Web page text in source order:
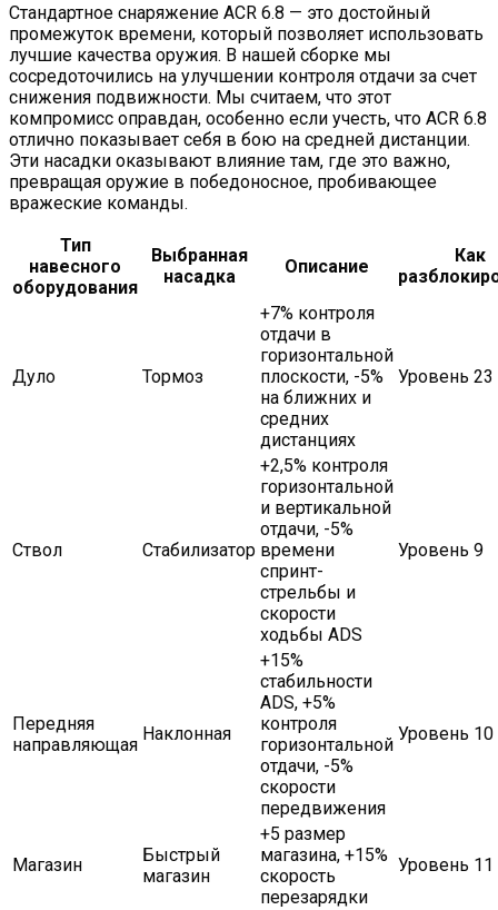
Стандартное снаряжение ACR 6.8 — это достойный
промежуток времени, который позволяет использовать
лучшие качества оружия. В нашей сборке мы
сосредоточились на улучшении контроля отдачи за счет
снижения подвижности. Мы считаем, что этот
компромисс оправдан, особенно если учесть, что ACR 6.8
отлично показывает себя в бою на средней дистанции.
Эти насадки оказывают влияние там, где это важно,
превращая оружие в победоносное, пробивающее
вражеские команды.
Тип
навесного
оборудования
Выбранная
насадка
Описание
Как
Дуло Тормоз
+7% контроля
отдачи в
горизонтальной
плоскости, -5%
на ближних и
средних
дистанциях
Уровень 23
Ствол Стабилизатор
+2,5% контроля
горизонтальной
и вертикальной
отдачи, -5%
времени
спринт-
стрельбы и
скорости
ходьбы ADS
Уровень 9
Передняя
направляющая
Наклонная
+15%
стабильности
ADS, +5%
контроля
горизонтальной
отдачи, -5%
скорости
передвижения
Уровень 10
Магазин
Быстрый
магазин
+5 размер
магазина, +15%
скорость
перезарядки
Уровень 11